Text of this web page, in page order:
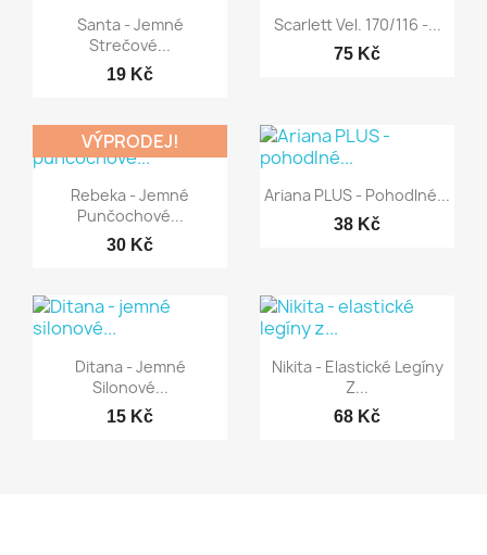
Rychlý náhled
Santa - Jemné
Strečové...
19 Kč
Rychlý náhled
Scarlett Vel. 170/116 -...
75 Kč
Rychlý náhled
Rebeka - Jemné
Punčochové...
30 Kč
VÝPRODEJ!
Rychlý náhled
Ariana PLUS - Pohodlné...
38 Kč
Rychlý náhled
Ditana - Jemné
Silonové...
15 Kč
Rychlý náhled
Nikita - Elastické Legíny
Z...
68 Kč